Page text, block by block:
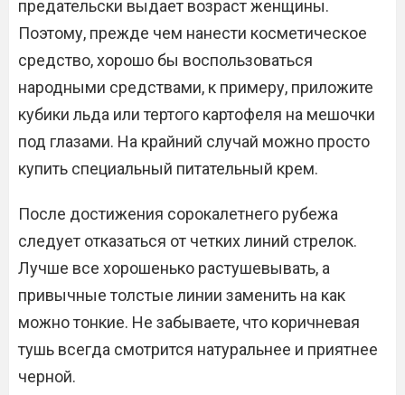
предательски выдает возраст женщины.
Поэтому, прежде чем нанести косметическое
средство, хорошо бы воспользоваться
народными средствами, к примеру, приложите
кубики льда или тертого картофеля на мешочки
под глазами. На крайний случай можно просто
купить специальный питательный крем.
После достижения сорокалетнего рубежа
следует отказаться от четких линий стрелок.
Лучше все хорошенько растушевывать, а
привычные толстые линии заменить на как
можно тонкие. Не забываете, что коричневая
тушь всегда смотрится натуральнее и приятнее
черной.